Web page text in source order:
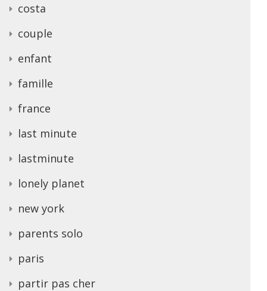
costa
couple
enfant
famille
france
last minute
lastminute
lonely planet
new york
parents solo
paris
partir pas cher